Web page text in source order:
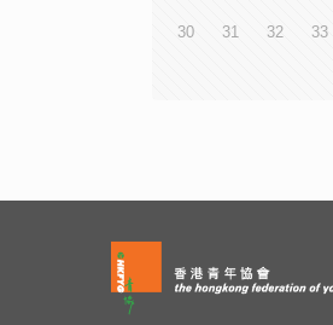
30 31 32 33